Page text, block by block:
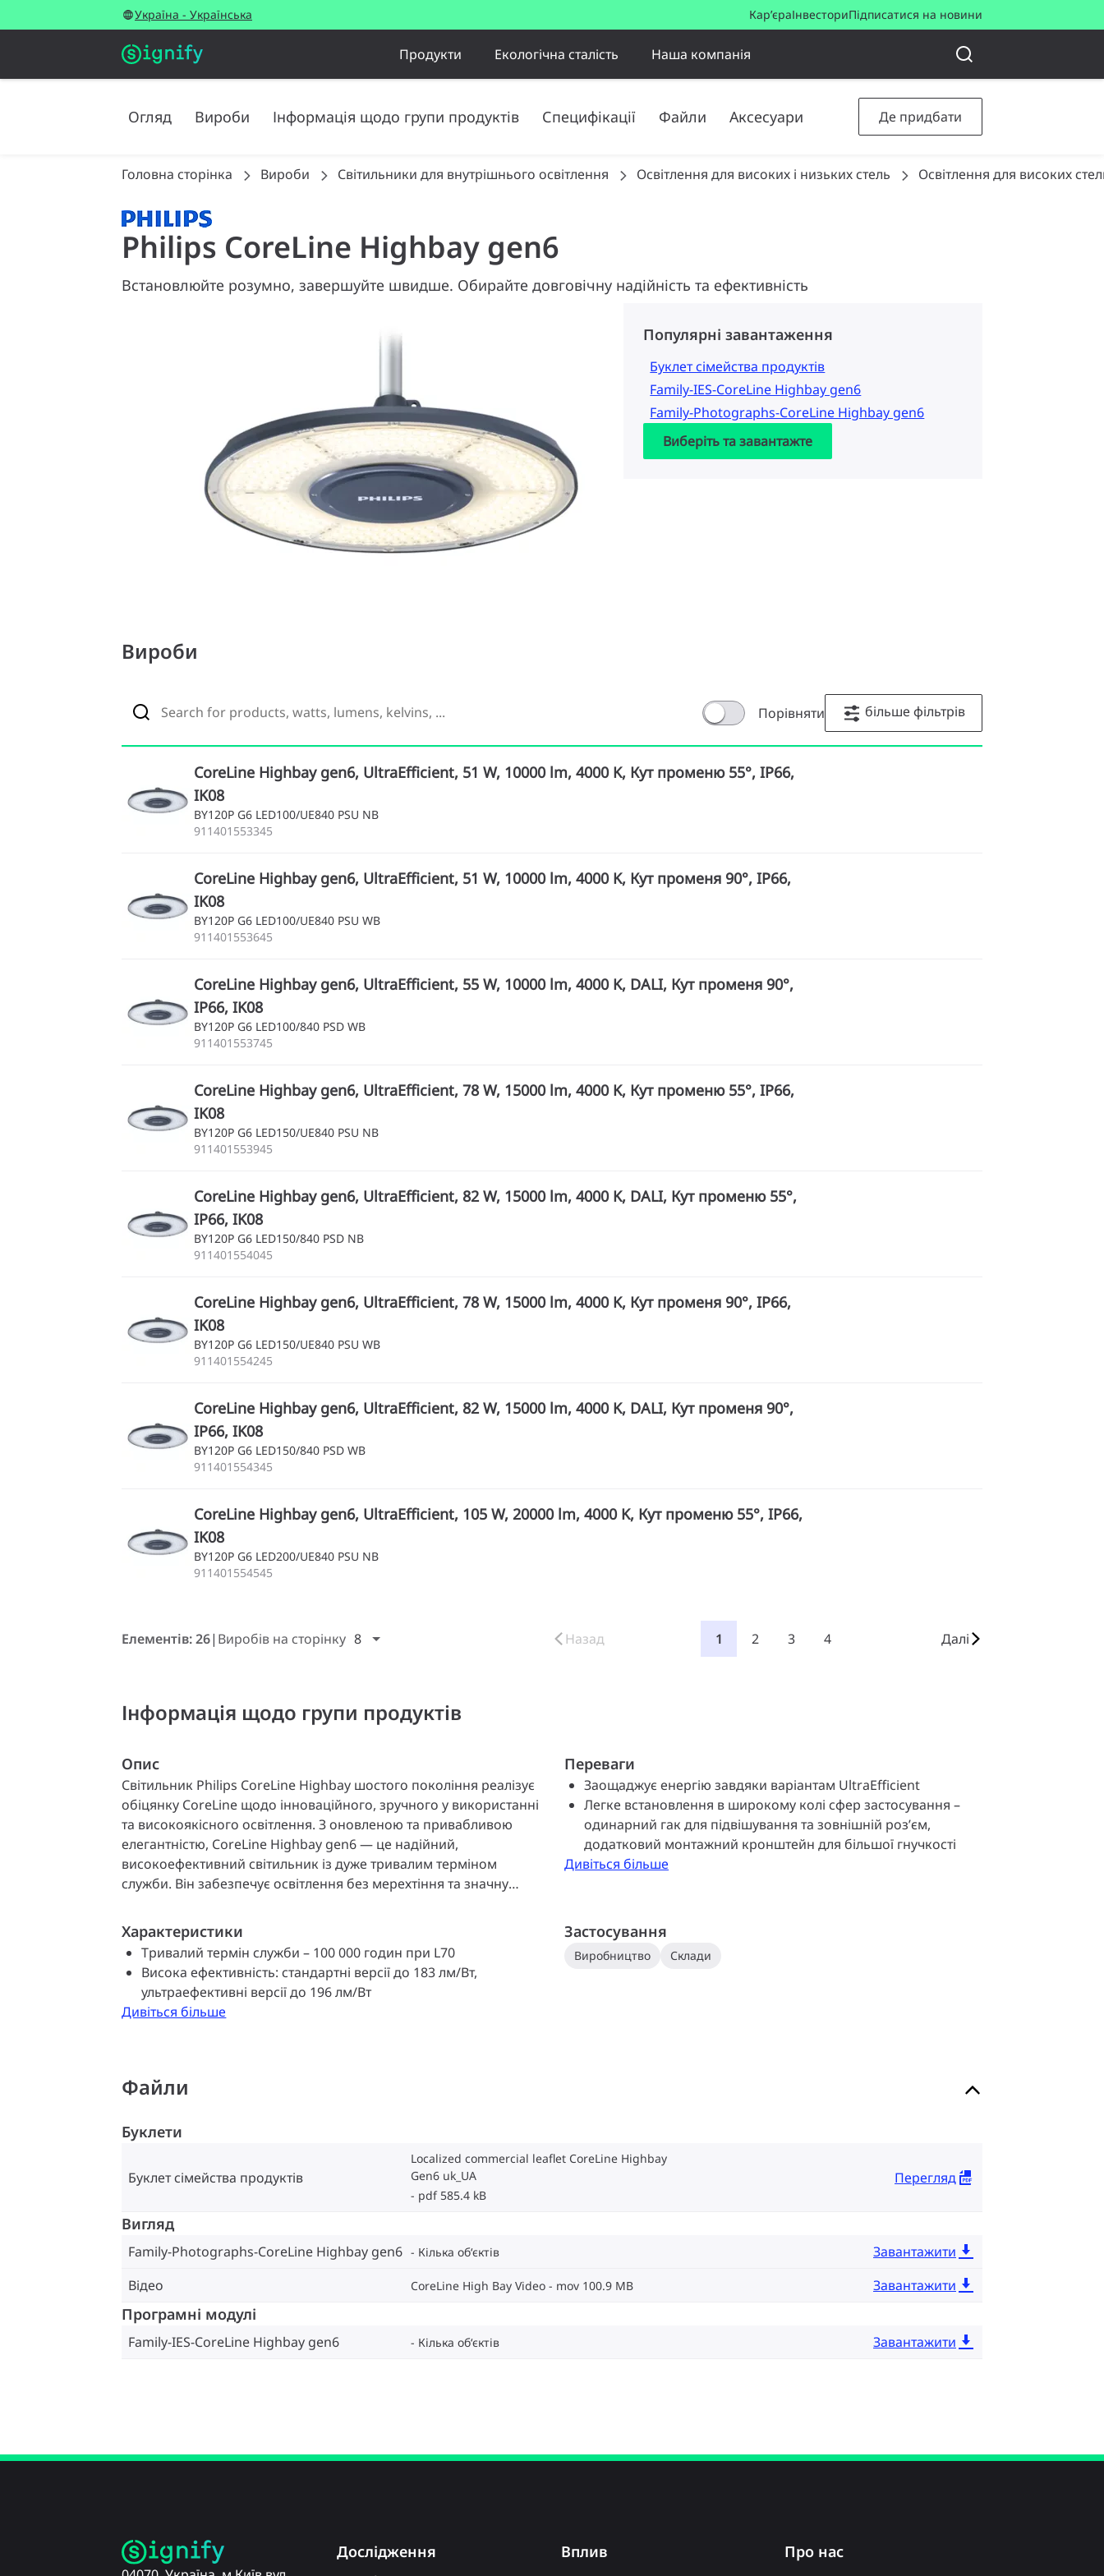
Україна - Українська Кар’єраІнвесториПідписатися на новини
Продукти Екологічна сталість Наша компанія
Огляд Вироби Інформація щодо групи продуктів Специфікації Файли Аксесуари Де придбати
Головна сторінка Вироби Світильники для внутрішнього освітлення Освітлення для високих і низьких стель Освітлення для високих
Philips CoreLine Highbay gen6
Встановлюйте розумно, завершуйте швидше. Обирайте довговічну надійність та ефективність
Популярні завантаження
Буклет сімейства продуктів
Family-IES-CoreLine Highbay gen6
Family-Photographs-CoreLine Highbay gen6
Виберіть та завантажте
Вироби
Порівняти більше фільтрів
CoreLine Highbay gen6, UltraEfficient, 51 W, 10000 lm, 4000 K, Кут променю 55°, IP66,
IK08
BY120P G6 LED100/UE840 PSU NB
911401553345
CoreLine Highbay gen6, UltraEfficient, 51 W, 10000 lm, 4000 K, Кут променя 90°, IP66,
IK08
BY120P G6 LED100/UE840 PSU WB
911401553645
CoreLine Highbay gen6, UltraEfficient, 55 W, 10000 lm, 4000 K, DALI, Кут променя 90°,
IP66, IK08
BY120P G6 LED100/840 PSD WB
911401553745
CoreLine Highbay gen6, UltraEfficient, 78 W, 15000 lm, 4000 K, Кут променю 55°, IP66,
IK08
BY120P G6 LED150/UE840 PSU NB
911401553945
CoreLine Highbay gen6, UltraEfficient, 82 W, 15000 lm, 4000 K, DALI, Кут променю 55°,
IP66, IK08
BY120P G6 LED150/840 PSD NB
911401554045
CoreLine Highbay gen6, UltraEfficient, 78 W, 15000 lm, 4000 K, Кут променя 90°, IP66,
IK08
BY120P G6 LED150/UE840 PSU WB
911401554245
CoreLine Highbay gen6, UltraEfficient, 82 W, 15000 lm, 4000 K, DALI, Кут променя 90°,
IP66, IK08
BY120P G6 LED150/840 PSD WB
911401554345
CoreLine Highbay gen6, UltraEfficient, 105 W, 20000 lm, 4000 K, Кут променю 55°, IP66,
IK08
BY120P G6 LED200/UE840 PSU NB
911401554545
Елементів: 26 Виробів на сторінку 8 Назад 1 2 3 4 Далі
Інформація щодо групи продуктів
Опис
Світильник Philips CoreLine Highbay шостого покоління реалізує
обіцянку CoreLine щодо інноваційного, зручного у використанні
та високоякісного освітлення. З оновленою та привабливою
елегантністю, CoreLine Highbay gen6 — це надійний,
високоефективний світильник із дуже тривалим терміном
служби. Він забезпечує освітлення без мерехтіння та значну
аналогічні світильники. CoreLine Highbay gen6 також дуже
простий у використанні. Світильник можна встановити на вашу
існуючу електромережу. Електричні підключення прості,
завдяки зовнішньому роз'єму IP65, який не вимагає
відкривання світильника. Завдяки вибору вузького та
широкого кута променя ви можете налаштувати план
інтегрованим бездротовим зв'язком, датчиками руху та
денного світла CoreLine Highbay gen6 готовий до роботи з будь-
Переваги
Заощаджує енергію завдяки варіантам UltraEfficient
Легке встановлення в широкому колі сфер застосування –
одинарний гак для підвішування та зовнішній роз’єм,
додатковий монтажний кронштейн для більшої гнучкості
Дивіться більше
Характеристики
Тривалий термін служби – 100 000 годин при L70
Висока ефективність: стандартні версії до 183 лм/Вт,
ультраефективні версії до 196 лм/Вт
Дивіться більше
Застосування
Виробництво Склади
Файли
Буклети
Буклет сімейства продуктів
Localized commercial leaflet CoreLine Highbay
Gen6 uk_UA
pdf 585.4 kB
Перегляд
Вигляд
Family-Photographs-CoreLine Highbay gen6 Кілька об‘єктів
Завантажити
Відео
CoreLine High Bay Video mov 100.9 MB Завантажити
Програмні модулі
Family-IES-CoreLine Highbay gen6 Кілька об‘єктів Завантажити
Дослідження Вплив Про нас